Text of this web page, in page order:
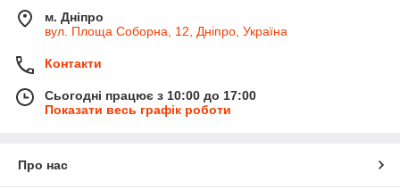
м. Дніпро
вул. Площа Соборна, 12, Дніпро, Україна
Контакти
Сьогодні працює з 10:00 до 17:00
Показати весь графік роботи
Про нас